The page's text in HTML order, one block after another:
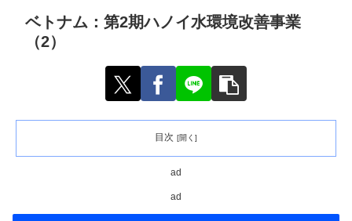
ベトナム：第2期ハノイ水環境改善事業
（2）
目次
ad
ad